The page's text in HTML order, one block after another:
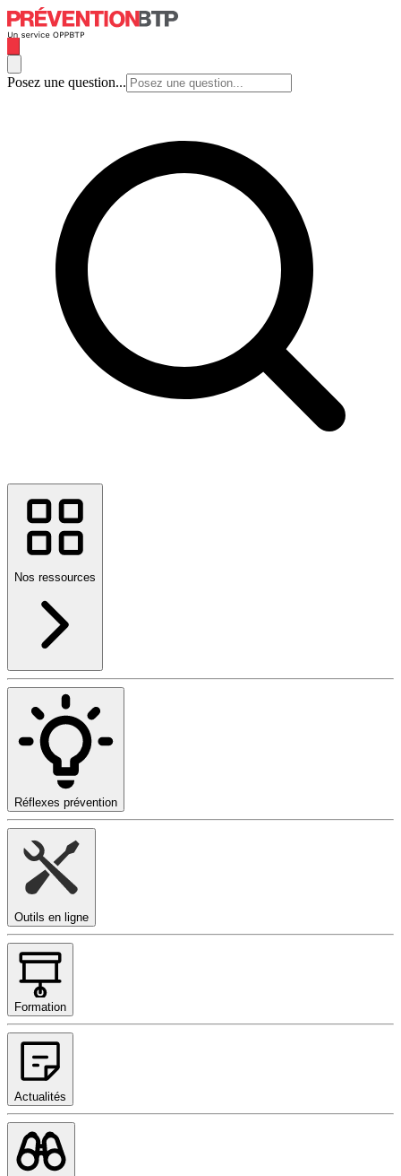
Posez une question...
Nos ressources
Réflexes prévention
Outils en ligne
Formation
Actualités